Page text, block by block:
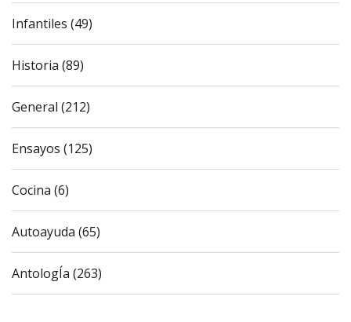
Infantiles (49)
Historia (89)
General (212)
Ensayos (125)
Cocina (6)
Autoayuda (65)
AntologÍa (263)